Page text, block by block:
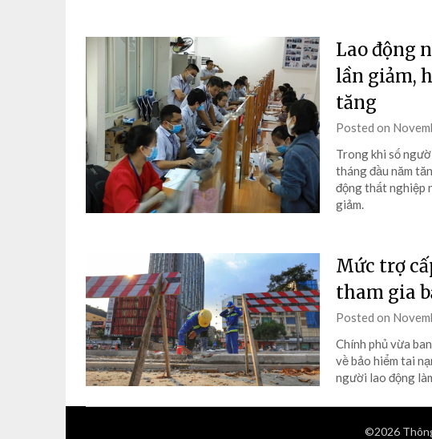
Lao động
lần giảm,
tăng
Posted on
Trong khi số
tháng đầu năm
động thất nghiệp
giảm.
Mức trợ
tham gia
Posted on
Chính phủ vừa
về bảo hiểm tai
người lao động
©2026